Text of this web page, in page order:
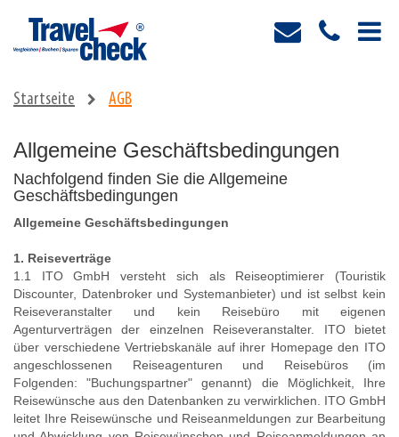
Startseite AGB
Allgemeine Geschäftsbedingungen
Nachfolgend finden Sie die Allgemeine
Geschäftsbedingungen
Allgemeine Geschäftsbedingungen
1. Reiseverträge
1.1 ITO GmbH versteht sich als Reiseoptimierer (Touristik
Discounter, Datenbroker und Systemanbieter) und ist selbst kein
Reiseveranstalter und kein Reisebüro mit eigenen
Agenturverträgen der einzelnen Reiseveranstalter. ITO bietet
über verschiedene Vertriebskanäle auf ihrer Homepage den ITO
angeschlossenen Reiseagenturen und Reisebüros (im
Folgenden: "Buchungspartner" genannt) die Möglichkeit, Ihre
Reisewünsche aus den Datenbanken zu verwirklichen. ITO GmbH
leitet Ihre Reisewünsche und Reiseanmeldungen zur Bearbeitung